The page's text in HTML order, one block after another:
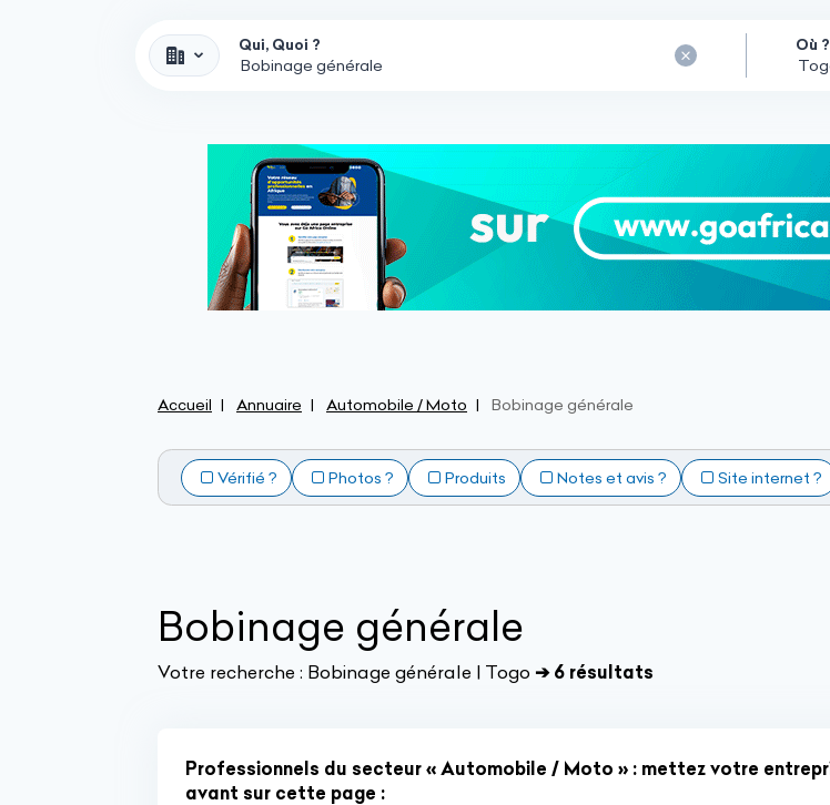
Qui, Quoi ? Où ?
Accueil Annuaire Automobile / Moto Bobinage générale
Vérifié ? Photos ? Produits Notes et avis ? Site internet ?
Bobinage générale
Votre recherche : Bobinage générale | Togo ➔ 6 résultats
Professionnels du secteur « Automobile / Moto » : mettez votre
avant sur cette page :